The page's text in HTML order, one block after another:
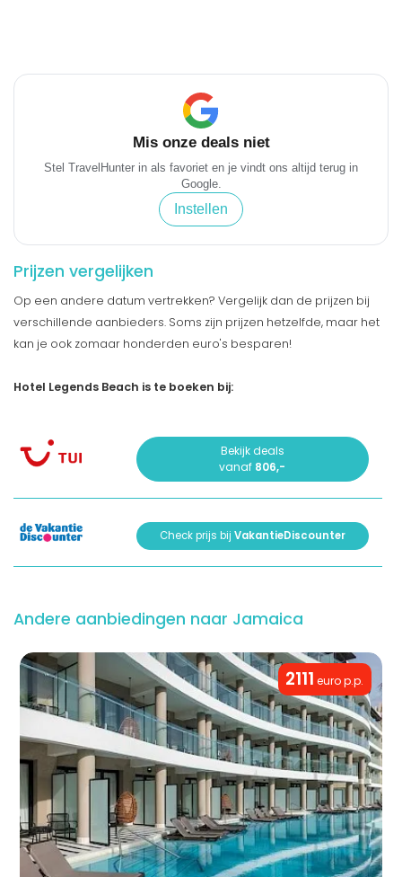
Mis onze deals niet
Stel TravelHunter in als favoriet en je vindt ons altijd terug in
Google.
Instellen
Prijzen vergelijken
Op een andere datum vertrekken? Vergelijk dan de prijzen bij
verschillende aanbieders. Soms zijn prijzen hetzelfde, maar het
kan je ook zomaar honderden euro's besparen!
Hotel Legends Beach is te boeken bij:
Bekijk deals
vanaf 806,-
Check prijs bij VakantieDiscounter
Andere aanbiedingen naar Jamaica
2111 euro p.p.